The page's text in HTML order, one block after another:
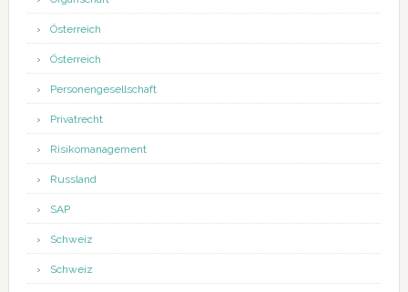
Österreich
Österreich
Personengesellschaft
Privatrecht
Risikomanagement
Russland
SAP
Schweiz
Schweiz